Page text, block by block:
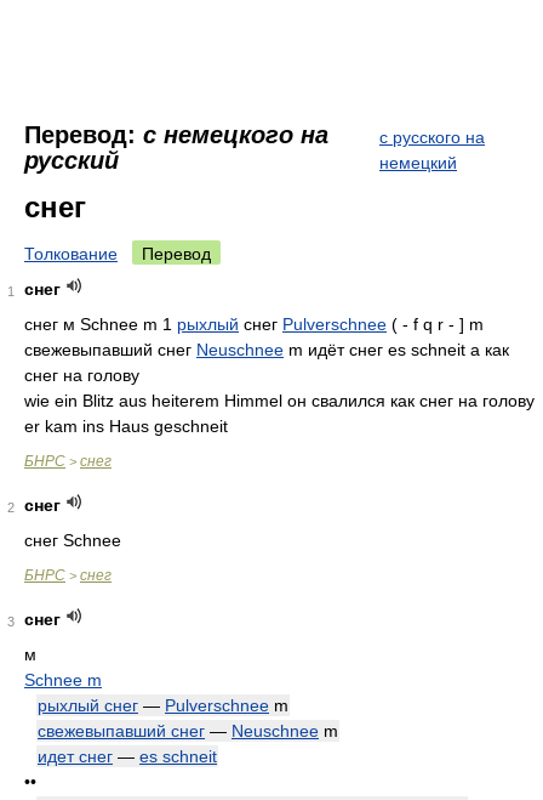
Перевод: с немецкого на
русский
с русского на
немецкий
снег
Толкование Перевод
1
снег
снег м Schnee m 1 рыхлый снег Pulverschnee ( - f q r - ] m
свежевыпавший снег Neuschnee m идёт снег es schneit а как
снег на голову
wie ein Blitz aus heiterem Himmel он свалился как снег на голову
er kam ins Haus geschneit
БНРС > снег
2
снег
снег Schnee
БНРС > снег
3
снег
м
Schnee m
рыхлый снег — Pulverschnee m
свежевыпавший снег — Neuschnee m
идет снег — es schneit
••